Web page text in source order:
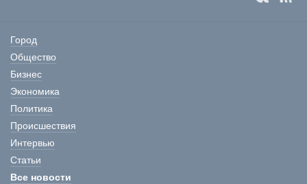
Город
Общество
Бизнес
Экономика
Политика
Происшествия
Интервью
Статьи
Все новости